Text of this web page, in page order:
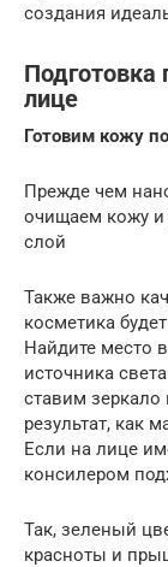
создания
Подготовка
лице
Готовим кожу
Прежде чем
очищаем кожу и
слой
Также важно
косметика
Найдите место
источника
ставим
результат, как
Если на лице
консилером
Так, зеленый
красноты и